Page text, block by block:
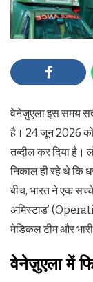
वेनेज़ुएला इस समय
है। 24 जून 2026 को
तब्दील कर दिया है।
निकाल ही रहे थे कि
बीच, भारत ने एक
अमिस्टाड’
मेडिकल टीम और
वेनेज़ुएला में